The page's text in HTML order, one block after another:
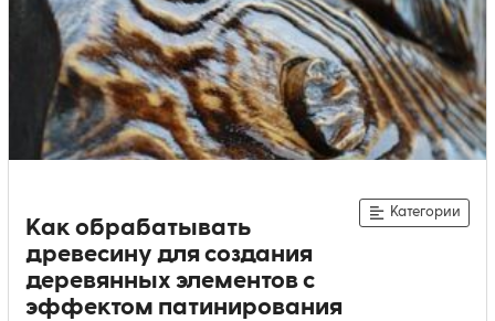
Как обрабатывать
древесину для создания
деревянных элементов с
эффектом патинирования
Категории